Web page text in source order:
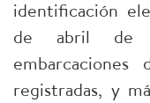
identificación
de abril de
registradas, y